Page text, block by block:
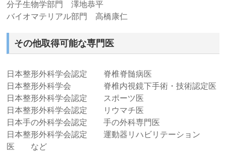
分子生物学部門 澤地恭平
バイオマテリアル部門 高橋康仁
その他取得可能な専門医
日本整形外科学会認定 脊椎脊髄病医
日本整形外科学会 脊椎内視鏡下手術・技術認定医
日本整形外科学会認定 スポーツ医
日本整形外科学会認定 リウマチ医
日本手の外科学会認定 手の外科専門医
日本整形外科学会認定 運動器リハビリテーション
医 など